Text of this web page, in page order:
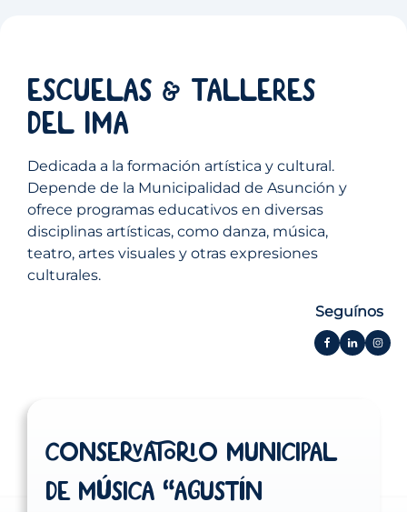
Escuelas & Talleres
del IMA
Dedicada a la formación artística y cultural.
Depende de la Municipalidad de Asunción y
ofrece programas educativos en diversas
disciplinas artísticas, como danza, música,
teatro, artes visuales y otras expresiones
culturales.
Seguínos
Conservatorio Municipal
de Música “Agustín